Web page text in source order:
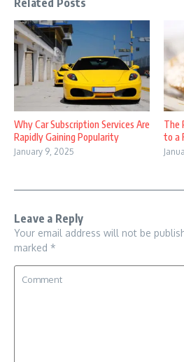
Related Posts
Why Car Subscription Services Are
Rapidly Gaining Popularity
January 9, 2025
The
to a
Leave a Reply
Your email address will not be
marked *